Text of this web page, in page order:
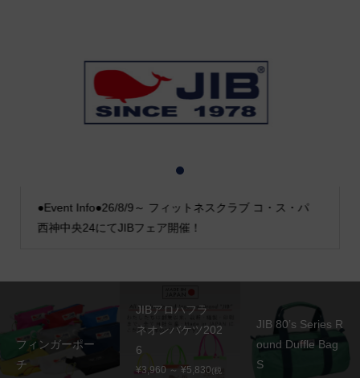
●Event Info●26/8/9～ フィットネスクラブ コ・ス・パ
西神中央24にてJIBフェア開催！
2
フィンガーポー
チ
JIBアロハフラ
ネオンバケツ202
6
¥3,960 ～ ¥5,830(税
JIB 80’s Series R
ound Duffle Bag
S